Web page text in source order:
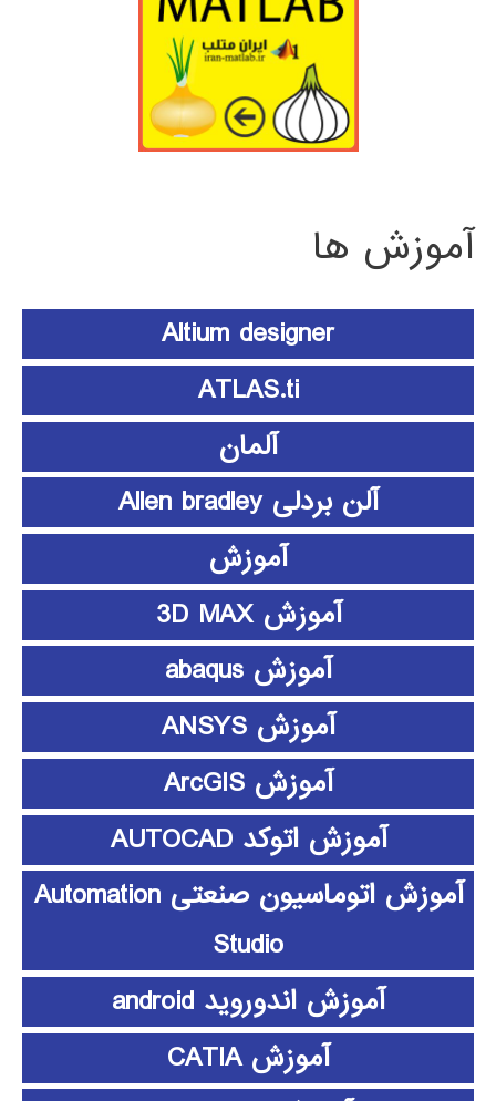
آموزش ها
Altium designer
ATLAS.ti
آلمان
آلن بردلی Allen bradley
آموزش
آموزش 3D MAX
آموزش abaqus
آموزش ANSYS
آموزش ArcGIS
آموزش اتوکد AUTOCAD
آموزش اتوماسیون صنعتی Automation
Studio
آموزش اندوروید android
آموزش CATIA